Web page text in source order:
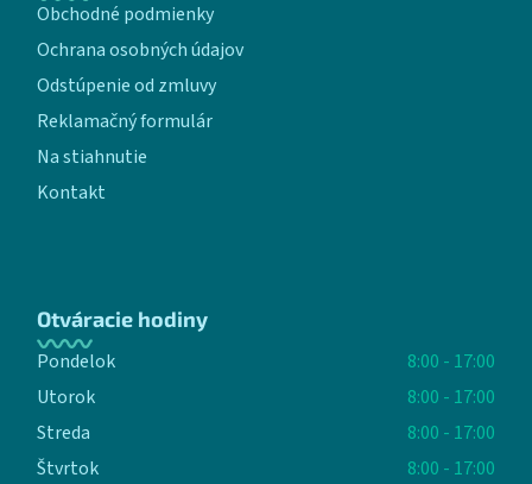
Obchodné podmienky
Ochrana osobných údajov
Odstúpenie od zmluvy
Reklamačný formulár
Na stiahnutie
Kontakt
Otváracie hodiny
Pondelok
8:00 - 17:00
Utorok
8:00 - 17:00
Streda
8:00 - 17:00
Štvrtok
8:00 - 17:00